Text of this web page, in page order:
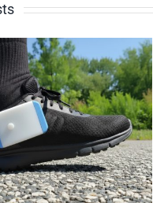
Marcher dans
direction :
Les seniors
grâce au
programme